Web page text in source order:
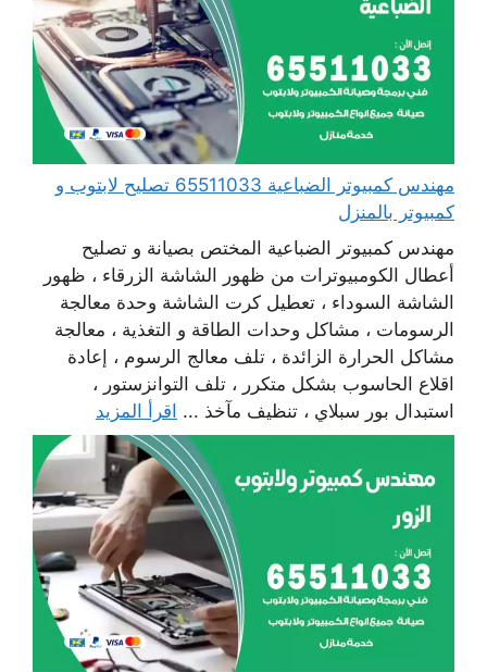
مهندس كمبيوتر الضباعية 65511033 تصليح لابتوب و
كمبيوتر بالمنزل
مهندس كمبيوتر الضباعية المختص بصيانة و تصليح
أعطال الكومبيوترات من ظهور الشاشة الزرقاء ، ظهور
الشاشة السوداء ، تعطيل كرت الشاشة وحدة معالجة
الرسومات ، مشاكل وحدات الطاقة و التغذية ، معالجة
مشاكل الحرارة الزائدة ، تلف معالج الرسوم ، إعادة
اقلاع الحاسوب بشكل متكرر ، تلف التوانزستور ،
استبدال بور سبلاي ، تنظيف مآخذ ... اقرأ المزيد